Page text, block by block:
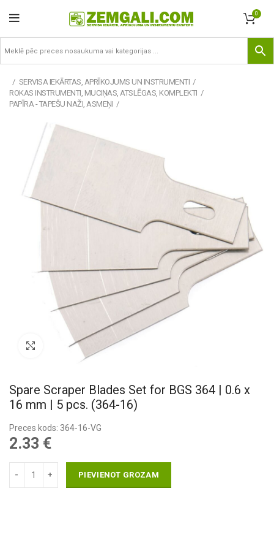
0
SERVISA IEKĀRTAS, APRĪKOJUMS UN INSTRUMENTI
ROKAS INSTRUMENTI, MUCIŅAS, ATSLĒGAS, KOMPLEKTI
PAPĪRA - TAPEŠU NAŽI, ASMEŅI
Pietuvināt
Spare Scraper Blades Set for BGS 364 | 0.6 x
16 mm | 5 pcs. (364-16)
Preces kods: 364-16-VG
2.33 €
PIEVIENOT GROZAM